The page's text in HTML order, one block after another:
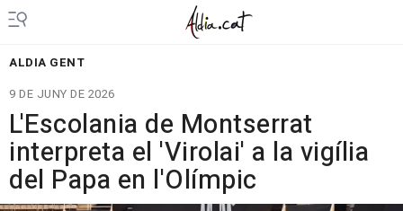
ALDIA GENT
9 DE JUNY DE 2026
L'Escolania de Montserrat
interpreta el 'Virolai' a la vigília
del Papa en l'Olímpic